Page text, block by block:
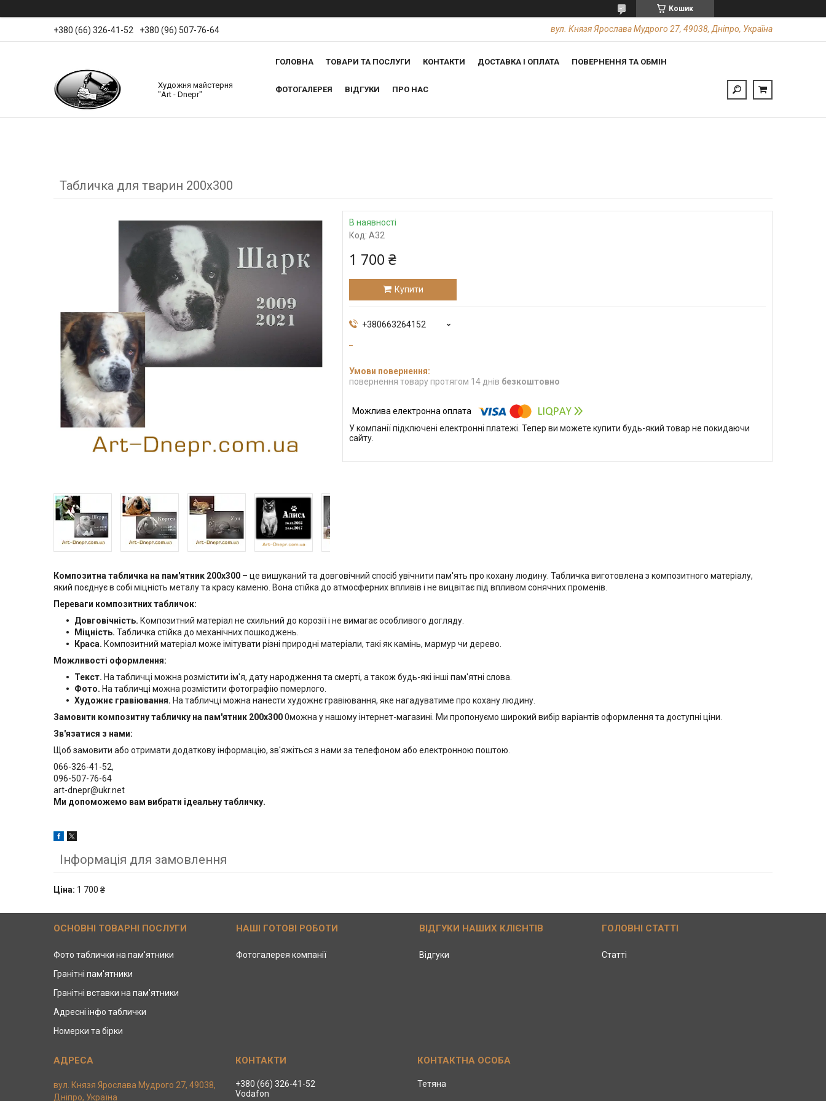
Кошик
+380 (66) 326-41-52 +380 (96) 507-76-64 вул. Князя Ярослава Мудрого 27, 49038, Дніпро, Україна
Художня майстерня
"Art - Dnepr"
ГОЛОВНА ТОВАРИ ТА ПОСЛУГИ КОНТАКТИ ДОСТАВКА І ОПЛАТА ПОВЕРНЕННЯ ТА ОБМІН
ФОТОГАЛЕРЕЯ ВІДГУКИ ПРО НАС
Табличка для тварин 200х300
В наявності
Код: А32
1 700 ₴
Купити
+380663264152
повернення товару протягом 14 днів безкоштовно
У компанії підключені електронні платежі. Тепер ви можете купити будь-який товар не покидаючи
сайту.
Композитна табличка на пам'ятник 200х300 – це вишуканий та довговічний спосіб увічнити пам'ять про кохану людину. Табличка виготовлена з композитного матеріалу,
який поєднує в собі міцність металу та красу каменю. Вона стійка до атмосферних впливів і не вицвітає під впливом сонячних променів.
Переваги композитних табличок:
Довговічність. Композитний матеріал не схильний до корозії і не вимагає особливого догляду.
Міцність. Табличка стійка до механічних пошкоджень.
Краса. Композитний матеріал може імітувати різні природні матеріали, такі як камінь, мармур чи дерево.
Можливості оформлення:
Текст. На табличці можна розмістити ім'я, дату народження та смерті, а також будь-які інші пам'ятні слова.
Фото. На табличці можна розмістити фотографію померлого.
Художнє гравіювання. На табличці можна нанести художнє гравіювання, яке нагадуватиме про кохану людину.
Замовити композитну табличку на пам'ятник 200х3000можна у нашому інтернет-магазині. Ми пропонуємо широкий вибір варіантів оформлення та доступні ціни.
Зв'язатися з нами:
Щоб замовити або отримати додаткову інформацію, зв'яжіться з нами за телефоном або електронною поштою.
066-326-41-52,
096-507-76-64
art-dnepr@ukr.net
Ми допоможемо вам вибрати ідеальну табличку.
Інформація для замовлення
Ціна: 1 700 ₴
ОСНОВНІ ТОВАРНІ ПОСЛУГИ
Фото таблички на пам'ятники
Гранітні пам'ятники
Гранітні вставки на пам'ятники
Адресні інфо таблички
Номерки та бірки
НАШІ ГОТОВІ РОБОТИ
Фотогалерея компанії
ВІДГУКИ НАШИХ КЛІЄНТІВ
Відгуки
ГОЛОВНІ СТАТТІ
Статті
вул. Князя Ярослава Мудрого 27, 49038,
Дніпро, Україна
+380 (66) 326-41-52
Vodafon
Тетяна